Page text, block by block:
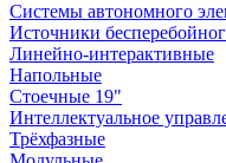
Системы автономного
Источники
Линейно-интерактивные
Напольные
Стоечные 19"
Интеллектуальное
Трёхфазные